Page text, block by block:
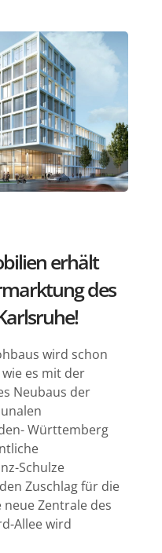
erhält
des
wird schon
es mit der
Neubaus der
Württemberg
Schulze
Zuschlag für die
Zentrale des
Allee wird